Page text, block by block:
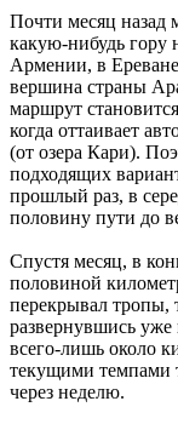
Почти месяц назад
какую-нибудь гору
Армении, в
вершина страны
маршрут
когда оттаивает
(от озера Кари).
подходящих
прошлый раз, в
половину пути до
Спустя месяц, в
половиной
перекрывал тропы,
развернувшись
всего-лишь около
текущими темпами
через неделю.